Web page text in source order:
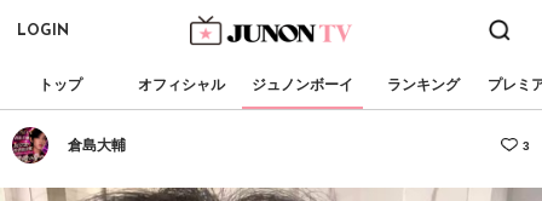
LOGIN
トップ オフィシャル ジュノンボーイ ランキング プレミ
倉島大輔 3